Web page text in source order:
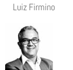
Luiz Firmino